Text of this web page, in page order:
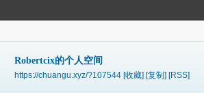
Robertcix的个人空间
https://chuangu.xyz/?107544 [收藏] [复制] [RSS]